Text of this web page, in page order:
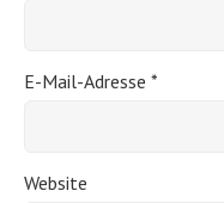
E-Mail-Adresse *
Website